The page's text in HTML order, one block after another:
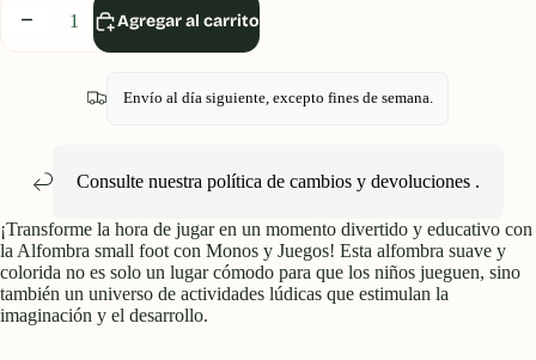
Disminuir
Aumentar
Agregar al carrito
Envío al día siguiente, excepto fines de semana.
Consulte nuestra política de cambios y devoluciones.
¡Transforme la hora de jugar en un momento divertido y educativo con
la Alfombra small foot con Monos y Juegos! Esta alfombra suave y
colorida no es solo un lugar cómodo para que los niños jueguen, sino
también un universo de actividades lúdicas que estimulan la
imaginación y el desarrollo.